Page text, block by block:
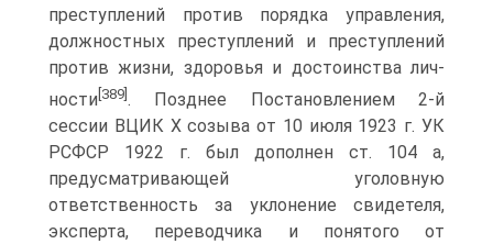
преступлений против порядка управления,
должностных преступлений и преступлений
против жизни, здоровья и достоинства лич-
ности [389] . Позднее Постановлением 2-й
сессии ВЦИК X созыва от 10 июля 1923 г. УК
РСФСР 1922 г. был дополнен ст. 104 а,
предусматривающей уголовную
ответственность за уклонение свидетеля,
эксперта, переводчика и понятого от